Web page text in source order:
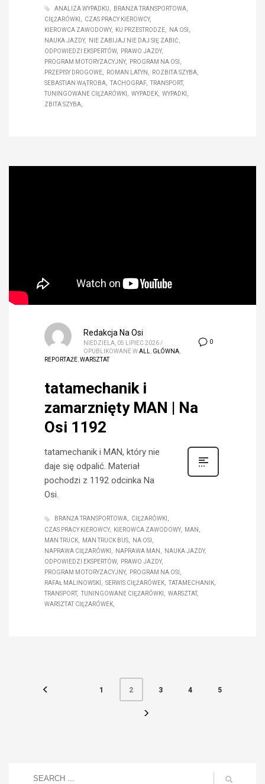
ANALIZA WYPADKU
BRANŻA TRANSPORTOWA
CIĘŻARÓWKI
CZAS PRACY KIEROWCY
KIEROWCA ZAWODOWY
KU PRZESTRODZE
NA OSI
NAUKA JAZDY
NIE ZABIJAJ NIE DAJ SIĘ ZABIĆ
ODPOWIEDZI EKSPERTÓW
PRAWO JAZDY
PROGRAM MOTORYZACYJNY
PROGRAM NA OSI
PRZEPISY DROGOWE
ROMAN LATYN
ROZBITA SZYBA
SEBASTIAN WĄTROBA
TACHOGRAF
TRANSPORT
TUNINGOWANE CIĘŻARÓWKI
WYPADEK
WYPADKI
ZBITA SZYBA
0
Redakcja Na Osi
NIEDZIELA, 05 LIPIEC 2026/
OPUBLIKOWANE WALL, GŁÓWNA,
REPORTAŻE,WARSZTAT
tatamechanik i
zamarznięty MAN | Na
Osi 1192
tatamechanik i MAN, który nie
daje się odpalić. Materiał
pochodzi z 1192 odcinka Na
Osi.
BRANŻA TRANSPORTOWA
CIĘŻARÓWKI
CZAS PRACY KIEROWCY
KIEROWCA ZAWODOWY
MAN
MAN TRUCK
MAN TRUCK BUS
NA OSI
NAPRAWA CIĘŻARÓWKI
NAPRAWA MAN
NAUKA JAZDY
ODPOWIEDZI EKSPERTÓW
PRAWO JAZDY
PROGRAM MOTORYZACYJNY
PROGRAM NA OSI
RAFAŁ MALINOWSKI
SERWIS CIĘŻARÓWEK
TATAMECHANIK
TRANSPORT
TUNINGOWANE CIĘŻARÓWKI
WARSZTAT
WARSZTAT CIĘŻARÓWEK
1 2 3 4 5